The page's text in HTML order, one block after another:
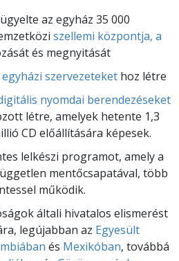
az egyház 35 000
szellemi központja, a
és megnyitását
szervezeteket hoz létre
nyomdai berendezéseket
létre, amelyek hetente 1,3
CD előállítására képesek.
lelkészi programot, amely a
mentőcsapatával, több
működik.
általi hivatalos elismerést
legújabban az Egyesült
és Mexikóban, továbbá